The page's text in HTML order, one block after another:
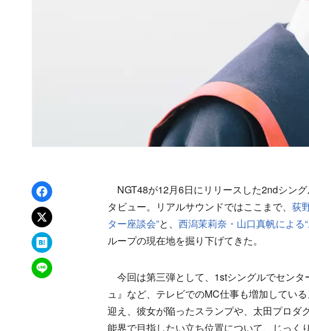
Facebookでシェア
xでポスト
はてなブックマーク
LINEで送る
NGT48が12月6日にリリースした2ndシン
タビュー。リアルサウンドではここまで、 荻
ター座談会”と、 西潟茉莉奈・山口真帆による
ループの現在地を掘り下げてきた。
今回は第三弾として、1stシングルでセン
ュ』など、テレビでのMC仕事も増加してい
迎え、彼女が陥ったスランプや、太田プロダ
能界で目指したい立ち位置について、じっく